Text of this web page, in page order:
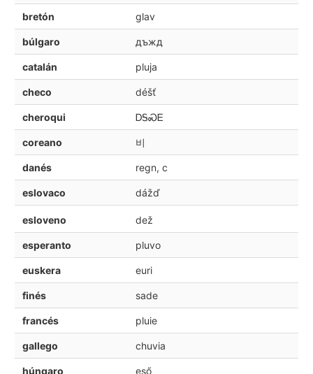
bretón glav
búlgaro дъжд
catalán pluja
checo déšť
cheroqui ᎠᎦᏍᎬ
coreano 비
danés regn, c
eslovaco dážď
esloveno dež
esperanto pluvo
euskera euri
finés sade
francés pluie
gallego chuvia
húngaro eső